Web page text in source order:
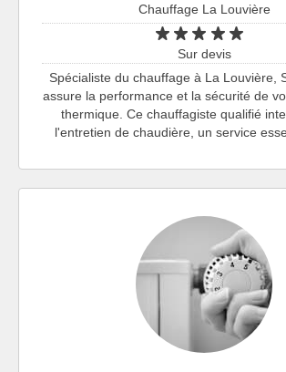
Chauffage La Louvière
Sur devis
Spécialiste du chauffage à La Louvière,
assure la performance et la sécurité de
thermique. Ce chauffagiste qualifié
l'entretien de chaudière, un service